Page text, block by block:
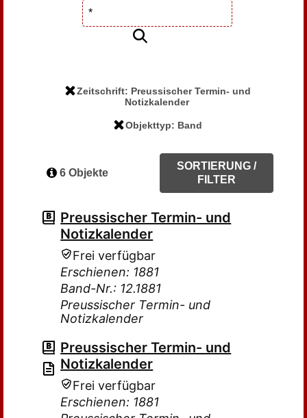
Zeitschrift: Preussischer Termin- und
Notizkalender
Objekttyp: Band
6 Objekte
SORTIERUNG /
FILTER
Preussischer Termin- und
Notizkalender
Frei verfügbar
Erschienen: 1881
Band-Nr.: 12.1881
Preussischer Termin- und
Notizkalender
Preussischer Termin- und
Notizkalender
Frei verfügbar
Erschienen: 1881